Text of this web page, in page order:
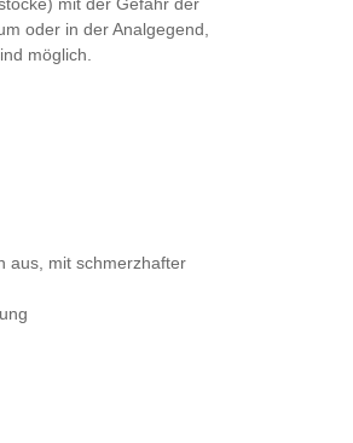
oder in der Analgegend,
möglich.
aus, mit schmerzhafter